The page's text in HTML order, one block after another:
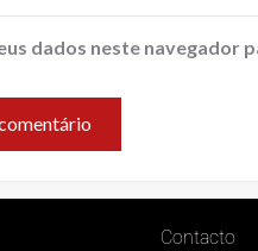
dados neste navegador
Contacto